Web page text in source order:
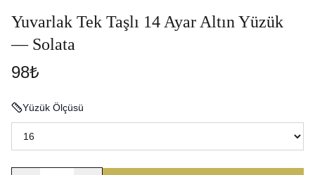
Yuvarlak Tek Taşlı 14 Ayar Altın Yüzük
— Solata
98₺
Yüzük Ölçüsü